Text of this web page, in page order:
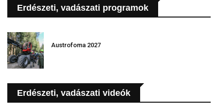
Erdészeti, vadászati programok
Austrofoma 2027
Erdészeti, vadászati videók